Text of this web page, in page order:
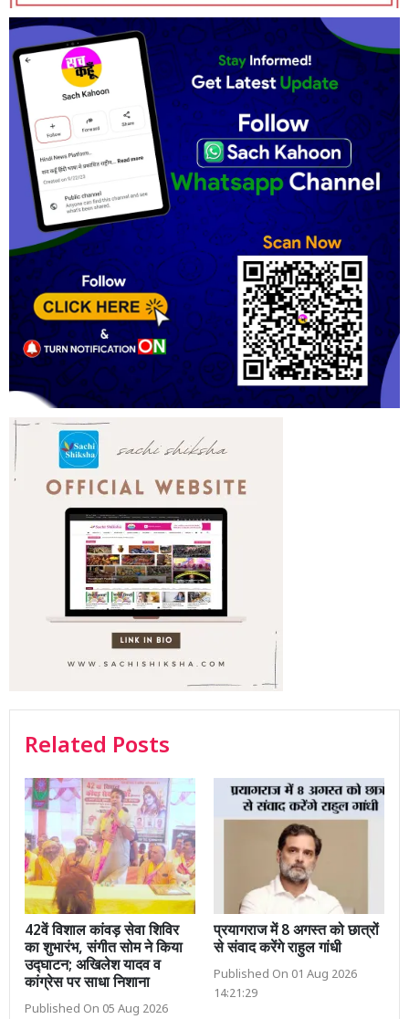
Related Posts
42वें विशाल कांवड़ सेवा शिविर
का शुभारंभ, संगीत सोम ने किया
उद्घाटन; अखिलेश यादव व
कांग्रेस पर साधा निशाना
Published On 05 Aug 2026
प्रयागराज में 8 अगस्त को छात्रों
से संवाद करेंगे राहुल गांधी
Published On 01 Aug 2026
14:21:29